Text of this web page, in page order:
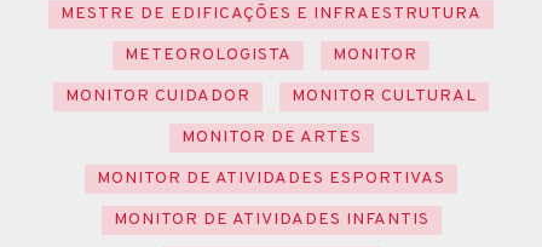
MESTRE DE EDIFICAÇÕES E INFRAESTRUTURA
METEOROLOGISTA
MONITOR
MONITOR CUIDADOR
MONITOR CULTURAL
MONITOR DE ARTES
MONITOR DE ATIVIDADES ESPORTIVAS
MONITOR DE ATIVIDADES INFANTIS